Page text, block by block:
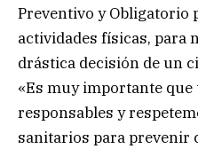
Preventivo y Obligatorio
actividades físicas, para
drástica decisión de un
«Es muy importante que
responsables y
sanitarios para prevenir